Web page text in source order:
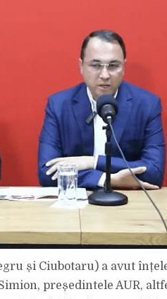
și Ciubotaru) a avut
președintele AUR,